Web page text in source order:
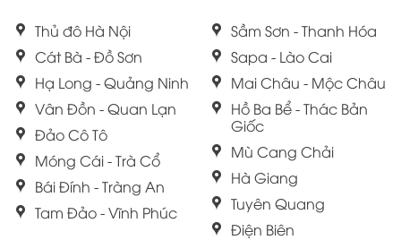
Thủ đô Hà Nội
Cát Bà - Đồ Sơn
Hạ Long - Quảng Ninh
Vân Đồn - Quan Lạn
Đảo Cô Tô
Móng Cái - Trà Cổ
Bái Đính - Tràng An
Tam Đảo - Vĩnh Phúc
Sầm Sơn - Thanh Hóa
Sapa - Lào Cai
Mai Châu - Mộc Châu
Hồ Ba Bể - Thác Bản
Giốc
Mù Cang Chải
Hà Giang
Tuyên Quang
Điện Biên